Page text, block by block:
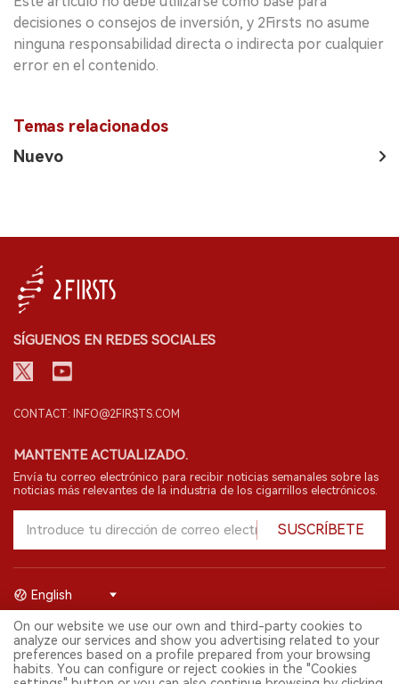
decisiones o consejos de inversión, y 2Firsts no asume
ninguna responsabilidad directa o indirecta por cualquier
error en el contenido.
Temas relacionados
Nuevo
SÍGUENOS EN REDES SOCIALES
CONTACT: INFO@2FIRSTS.COM
MANTENTE ACTUALIZADO.
Envía tu correo electrónico para recibir noticias semanales sobre las
noticias más relevantes de la industria de los cigarrillos electrónicos.
SUSCRÍBETE
© 2026 Shenzhen 2FIRSTS Technology Co.,Ltd. Todos los derechos
reservados.
2FIRSTS solo es accesible para profesionales de la industria,
investigadores, medios y otros profesionales. El acceso por menores
English
On our website we use our own and third-party cookies to
analyze our services and show you advertising related to your
preferences based on a profile prepared from your browsing
habits. You can configure or reject cookies in the "Cookies